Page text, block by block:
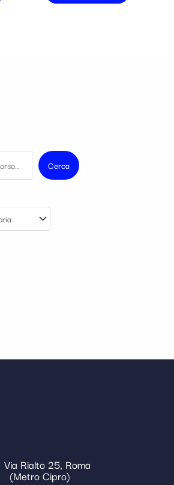
Cerca
Via Rialto 25, Roma
(Metro Cipro)